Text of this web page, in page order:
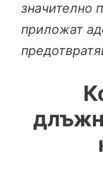
значително
приложат